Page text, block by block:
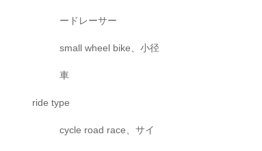
ードレーサー
small wheel bike、小径
車
ride type
cycle road race、サイ